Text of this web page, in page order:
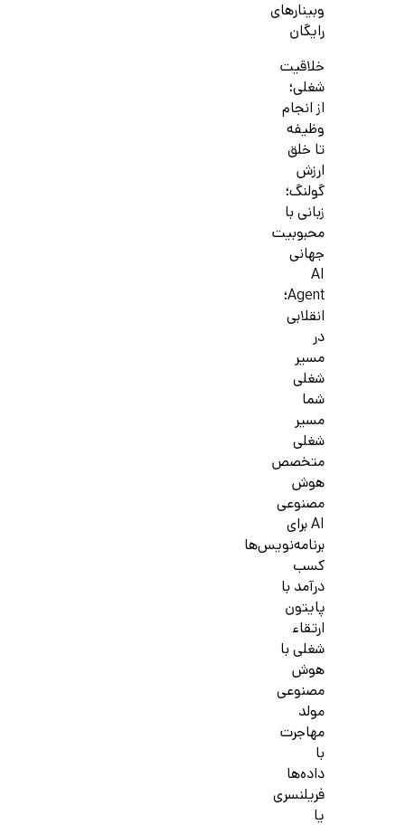
وبینارهای
رایگان
خلاقیت
شغلی؛
از انجام
وظیفه
تا خلق
ارزش
گولنگ؛
زبانی با
محبوبیت
جهانی
AI
Agent؛
انقلابی
در
مسیر
شغلی
شما
مسیر
شغلی
متخصص
هوش
مصنوعی
AI برای
برنامه‌نویس‌ها
کسب
درآمد با
پایتون
ارتقاء
شغلی با
هوش
مصنوعی
مولد
مهاجرت
با
داده‌ها
فریلنسری
یا